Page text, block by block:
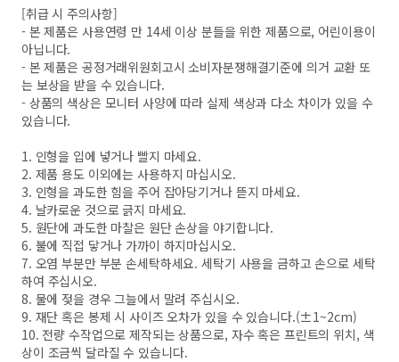
[취급 시 주의사항]
- 본 제품은 사용연령 만 14세 이상 분들을 위한 제품으로, 어린이용이
아닙니다.
- 본 제품은 공정거래위원회고시 소비자분쟁해결기준에 의거 교환 또
는 보상을 받을 수 있습니다.
- 상품의 색상은 모니터 사양에 따라 실제 색상과 다소 차이가 있을 수
있습니다.
1. 인형을 입에 넣거나 빨지 마세요.
2. 제품 용도 이외에는 사용하지 마십시오.
3. 인형을 과도한 힘을 주어 잡아당기거나 뜯지 마세요.
4. 날카로운 것으로 긁지 마세요.
5. 원단에 과도한 마찰은 원단 손상을 야기합니다.
6. 불에 직접 닿거나 가까이 하지마십시오.
7. 오염 부분만 부분 손세탁하세요. 세탁기 사용을 금하고 손으로 세탁
하여 주십시오.
8. 물에 젖을 경우 그늘에서 말려 주십시오.
9. 재단 혹은 봉제 시 사이즈 오차가 있을 수 있습니다.(±1~2cm)
10. 전량 수작업으로 제작되는 상품으로, 자수 혹은 프린트의 위치, 색
상이 조금씩 달라질 수 있습니다.